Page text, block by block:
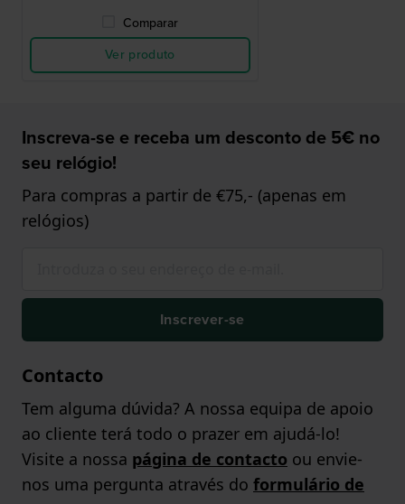
Comparar
Ver produto
Inscreva-se e receba um desconto de 5€ no
seu relógio!
Para compras a partir de €75,- (apenas em
relógios)
Inscrever-se
Contacto
Tem alguma dúvida? A nossa equipa de apoio
ao cliente terá todo o prazer em ajudá-lo!
Visite a nossa página de contacto ou envie-
nos uma pergunta através do formulário de